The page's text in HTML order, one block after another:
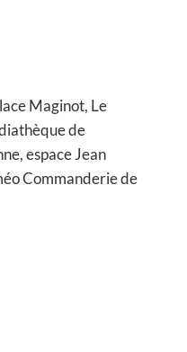
Maginot, Le
de
espace Jean
Commanderie de